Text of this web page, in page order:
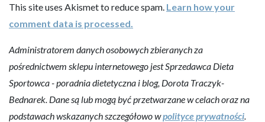
This site uses Akismet to reduce spam. Learn how your
comment data is processed.
Administratorem danych osobowych zbieranych za
pośrednictwem sklepu internetowego jest Sprzedawca Dieta
Sportowca - poradnia dietetyczna i blog, Dorota Traczyk-
Bednarek. Dane są lub mogą być przetwarzane w celach oraz na
podstawach wskazanych szczegółowo wpolityce prywatności.